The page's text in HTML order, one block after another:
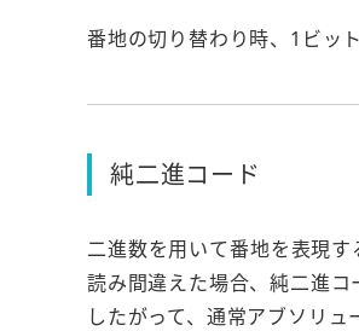
番地の切り替わり時、1ビッ
純二進コード
二進数を用いて番地を表現
読み間違えた場合、純二進コ
したがって、通常アブソリ